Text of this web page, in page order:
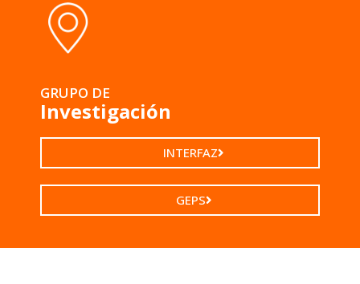
GRUPO DE
Investigación
INTERFAZ
GEPS